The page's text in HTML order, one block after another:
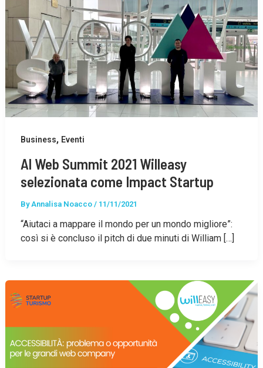
Business, Eventi
Al Web Summit 2021 Willeasy
selezionata come Impact Startup
By Annalisa Noacco / 11/11/2021
“Aiutaci a mappare il mondo per un mondo migliore”:
così si è concluso il pitch di due minuti di William […]